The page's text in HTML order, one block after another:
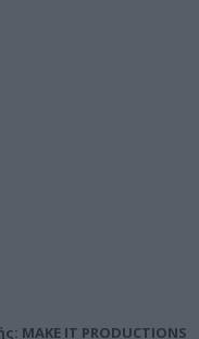
MAKE IT PRODUCTIONS